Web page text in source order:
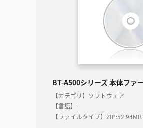
BT-A500シリーズ 本体ファ
【カテゴリ】ソフトウェア
【言語】-
【ファイルタイプ】ZIP:52.94MB